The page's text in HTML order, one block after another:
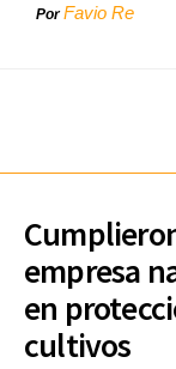
PorFavio Re
empresa
en
cultivos